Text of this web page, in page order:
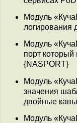
Модуль
логирования
Модуль
порт который
{NASPORT}
Модуль
значения
двойные
Модуль